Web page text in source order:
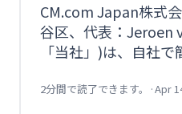
CM.com Japan株式
谷区、代表：Jeroen
「当社」)は、自社
パッケージサービス
2分間で読了できます。 ·Apr